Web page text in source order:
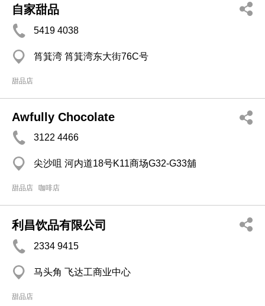
自家甜品
5419 4038
筲箕湾 筲箕湾东大街76C号
甜品店
Awfully Chocolate
3122 4466
尖沙咀 河内道18号K11商场G32-G33舖
甜品店 咖啡店
利昌饮品有限公司
2334 9415
马头角 飞达工商业中心
甜品店